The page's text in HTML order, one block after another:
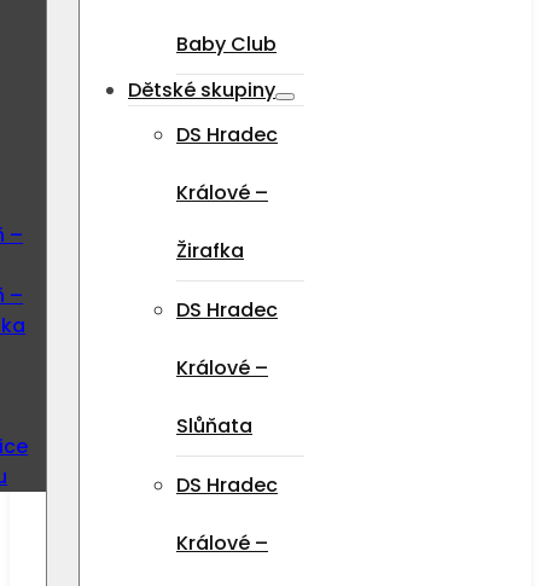
–
–
Baby Club
Dětské skupiny
DS Hradec
Králové –
Žirafka
DS Hradec
Králové –
Slůňata
DS Hradec
Králové –